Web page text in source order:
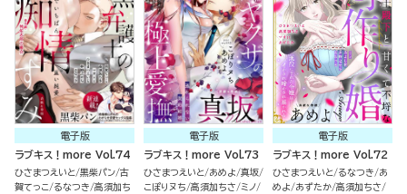
電子版
ラブキス！more Vol.74
ひさまつえいと 黒柴パン 古
賀てっこ
るなつき 高須加ち
電子版
ラブキス！more Vol.73
ひさまつえいと あめよ 真坂
こぽりヌち 高須加ちさ
ミノ
電子版
ラブキス！more Vol.72
ひさまつえいと るなつき
あ
めよ
あずたか 高須加ちさ